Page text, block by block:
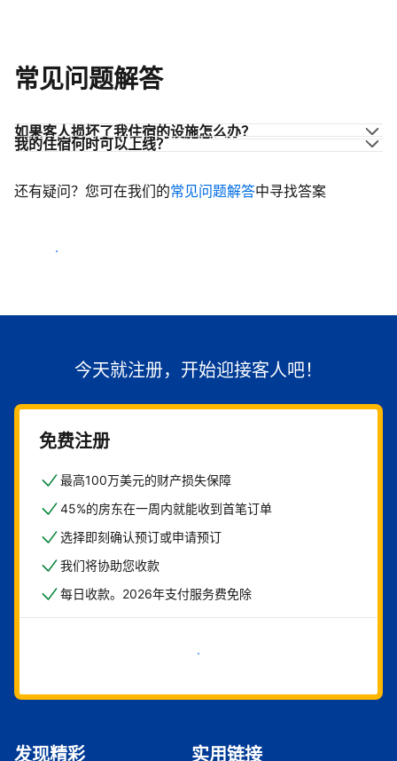
常见问题解答
如果客人损坏了我住宿的设施怎么办？
我的住宿何时可以上线？
还有疑问？您可在我们的常见问题解答中寻找答案
开始迎客
今天就注册，开始迎接客人吧！
免费注册
最高100万美元的财产损失保障
45%的房东在一周内就能收到首笔订单
选择即刻确认预订或申请预订
我们将协助您收款
每日收款。2026年支付服务费免除
立即开始
发现精彩 实用链接